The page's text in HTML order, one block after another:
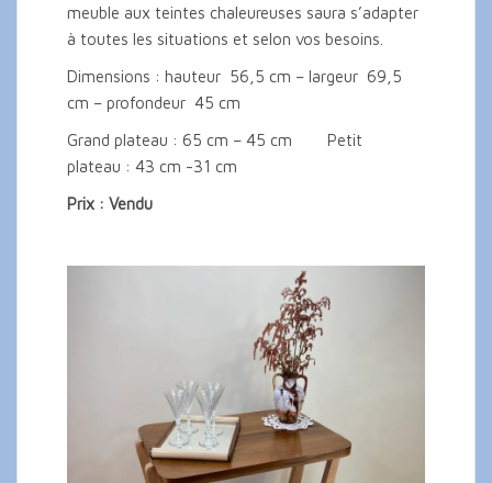
meuble aux teintes chaleureuses saura s’adapter
à toutes les situations et selon vos besoins.
Dimensions : hauteur 56,5 cm – largeur 69,5
cm – profondeur 45 cm
Grand plateau : 65 cm – 45 cm Petit
plateau : 43 cm -31 cm
Prix : Vendu